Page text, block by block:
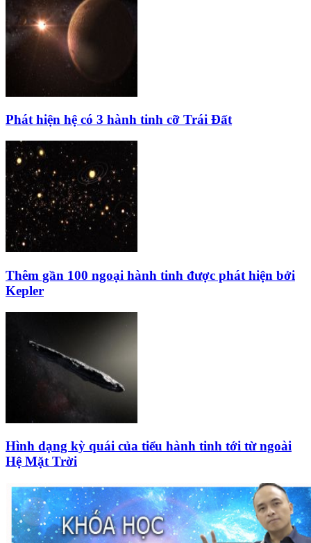
Phát hiện hệ có 3 hành tinh cỡ Trái Đất
Thêm gần 100 ngoại hành tinh được phát hiện bởi
Kepler
Hình dạng kỳ quái của tiểu hành tinh tới từ ngoài
Hệ Mặt Trời